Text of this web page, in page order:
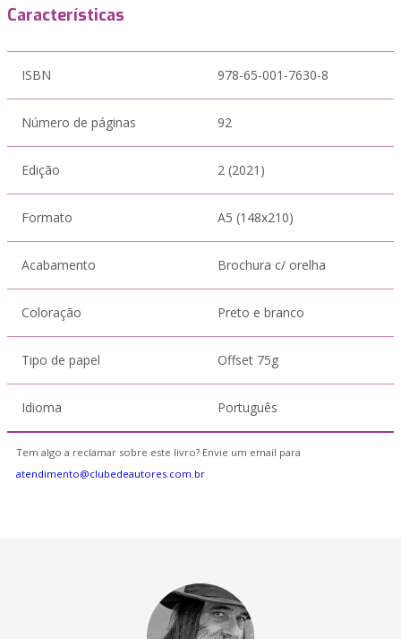
Características
ISBN 978-65-001-7630-8
Número de páginas 92
Edição 2 (2021)
Formato A5 (148x210)
Acabamento Brochura c/ orelha
Coloração Preto e branco
Tipo de papel Offset 75g
Idioma Português
Tem algo a reclamar sobre este livro? Envie um email para
atendimento@clubedeautores.com.br